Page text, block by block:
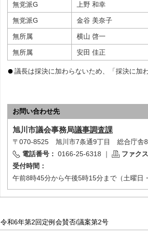
無党派G 上野 和幸
無党派G 金谷 美奈子
無所属 横山 啓一
無所属 安田 佳正
議長は採決に加わらないため、「採決に加
お問い合わせ先
旭川市議会事務局議事調査課
〒070-8525 旭川市7条通9丁目 総合庁舎
電話番号： 0166-25-6318 ｜ ファク
受付時間：
午前8時45分から午後5時15分まで（土曜日
令和6年第2回定例会賛否/議案第2号